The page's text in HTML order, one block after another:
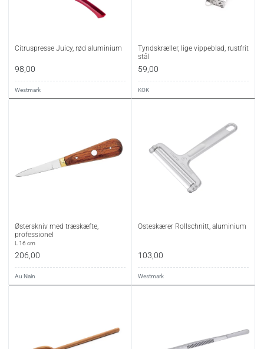
Citruspresse Juicy, rød aluminium
98,00
Westmark
Tyndskræller, lige vippeblad, rustfrit
stål
59,00
KOK
Østerskniv med træskæfte,
professionel
L 16 cm
206,00
Au Nain
Osteskærer Rollschnitt, aluminium
103,00
Westmark